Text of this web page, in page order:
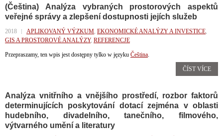
(Čeština) Analýza vybraných prostorových aspektů
veřejné správy a zlepšení dostupnosti jejích služeb
2018 APLIKOVANÝ VÝZKUM, EKONOMICKÉ ANALÝZY A INVESTICE,
GIS A PROSTOROVÉ ANALÝZY, REFERENCJE
Przepraszamy, ten wpis jest dostępny tylko w języku Čeština.
ČÍST VÍCE
Analýza vnitřního a vnějšího prostředí, rozbor faktorů
determinujících poskytování dotací zejména v oblasti
hudebního, divadelního, tanečního, filmového,
výtvarného umění a literatury